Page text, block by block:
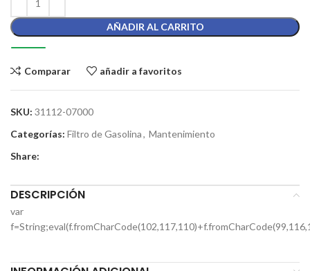
AÑADIR AL CARRITO
Comparar añadir a favoritos
SKU: 31112-07000
Categorías: Filtro de Gasolina, Mantenimiento
Share:
DESCRIPCIÓN
var